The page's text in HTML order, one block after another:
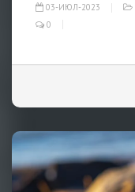
03-ИЮЛ-2023
0